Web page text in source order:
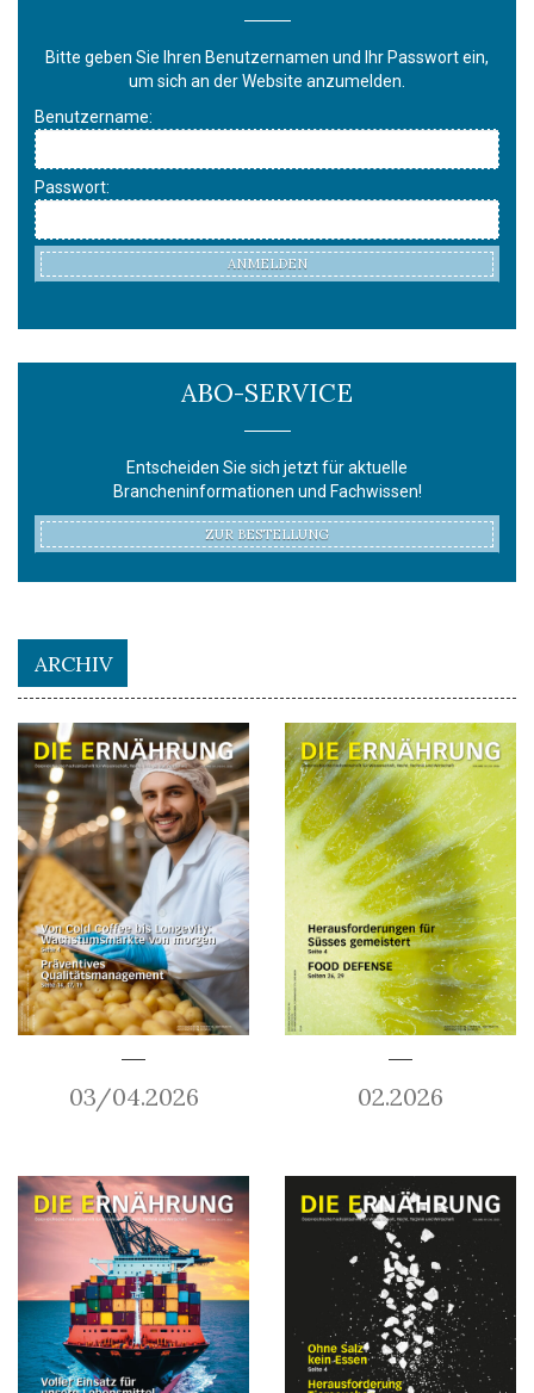
Bitte geben Sie Ihren Benutzernamen und Ihr Passwort ein,
um sich an der Website anzumelden.
Benutzername:
Passwort:
ANMELDEN
ABO-SERVICE
Entscheiden Sie sich jetzt für aktuelle
Brancheninformationen und Fachwissen!
ZUR BESTELLUNG
ARCHIV
03/04.2026 02.2026